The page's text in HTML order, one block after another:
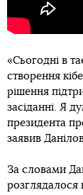
«Сьогодні в
створення
рішення
засіданні. Я
президента
заявив
За словами
розглядалося